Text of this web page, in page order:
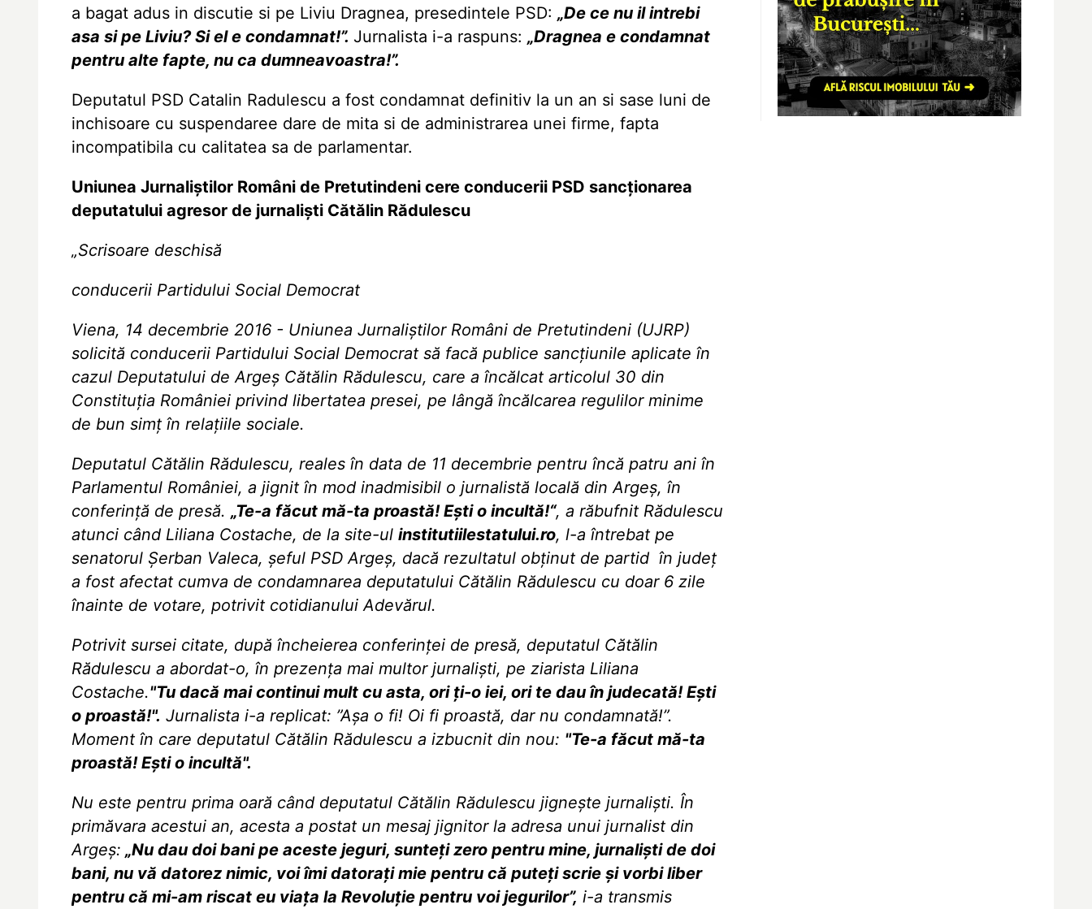
a bagat adus in discutie si pe Liviu Dragnea, presedintele PSD:„De ce nu il intrebi
asa si pe Liviu? Si el e condamnat!”. Jurnalista i-a raspuns:„Dragnea e condamnat
pentru alte fapte, nu ca dumneavoastra!”.
Deputatul PSD Catalin Radulescu a fost condamnat definitiv la un an si sase luni de
inchisoare cu suspendaree dare de mita si de administrarea unei firme, fapta
incompatibila cu calitatea sa de parlamentar.
Uniunea Jurnaliștilor Români de Pretutindeni cere conducerii PSD sancționarea
deputatului agresor de jurnaliști Cătălin Rădulescu
„Scrisoare deschisă
conducerii Partidului Social Democrat
Viena, 14 decembrie 2016 - Uniunea Jurnaliștilor Români de Pretutindeni (UJRP)
solicită conducerii Partidului Social Democrat să facă publice sancțiunile aplicate în
cazul Deputatului de Argeș Cătălin Rădulescu, care a încălcat articolul 30 din
Constituția României privind libertatea presei, pe lângă încălcarea regulilor minime
de bun simț în relațiile sociale.
Deputatul Cătălin Rădulescu, reales în data de 11 decembrie pentru încă patru ani în
Parlamentul României, a jignit în mod inadmisibil o jurnalistă locală din Argeș, în
conferință de presă.„Te-a făcut mă-ta proastă! Eşti o incultă!“, a răbufnit Rădulescu
atunci când Liliana Costache, de la site-ulinstitutiilestatului.ro, l-a întrebat pe
senatorul Șerban Valeca, șeful PSD Argeș, dacă rezultatul obţinut de partid în județ
a fost afectat cumva de condamnarea deputatului Cătălin Rădulescu cu doar 6 zile
înainte de votare, potrivit cotidianului Adevărul.
Potrivit sursei citate, după încheierea conferinţei de presă, deputatul Cătălin
Rădulescu a abordat-o, în prezenţa mai multor jurnalişti, pe ziarista Liliana
Costache."Tu dacă mai continui mult cu asta, ori ţi-o iei, ori te dau în judecată! Eşti
o proastă!". Jurnalista i-a replicat: ”Aşa o fi! Oi fi proastă, dar nu condamnată!”.
Moment în care deputatul Cătălin Rădulescu a izbucnit din nou: "Te-a făcut mă-ta
proastă! Eşti o incultă".
Nu este pentru prima oară când deputatul Cătălin Rădulescu jigneşte jurnalişti. În
primăvara acestui an, acesta a postat un mesaj jignitor la adresa unui jurnalist din
Argeş: „Nu dau doi bani pe aceste jeguri, sunteţi zero pentru mine, jurnalişti de doi
bani, nu vă datorez nimic, voi îmi datoraţi mie pentru că puteţi scrie şi vorbi liber
pentru că mi-am riscat eu viaţa la Revoluţie pentru voi jegurilor”, i-a transmis